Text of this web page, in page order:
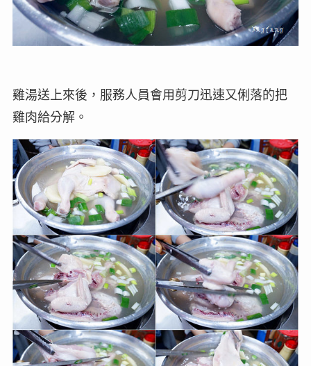
雞湯送上來後，服務人員會用剪刀迅速又俐落的把
雞肉給分解。